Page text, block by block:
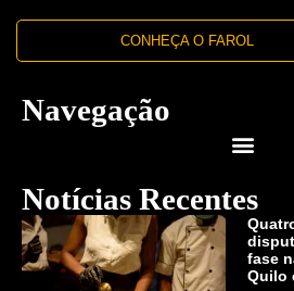
CONHEÇA O FAROL
Navegação
Notícias Recentes
fase
Quilo